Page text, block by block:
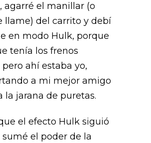
agarré el manillar (o
llame) del carrito y debí
en modo Hulk, porque
tenía los frenos
ahí estaba yo,
a mi mejor amigo
la jarana de puretas.
el efecto Hulk siguió
el poder de la